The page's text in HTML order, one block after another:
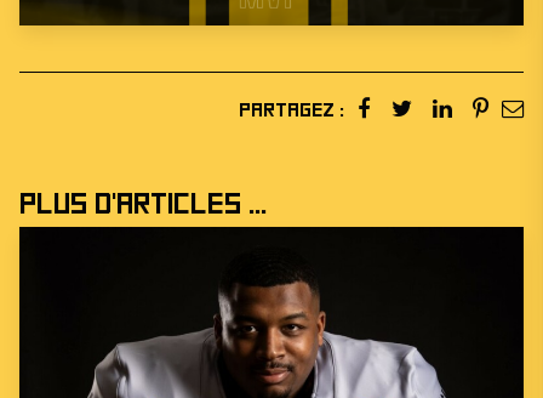
Partagez :
Plus d'articles ...